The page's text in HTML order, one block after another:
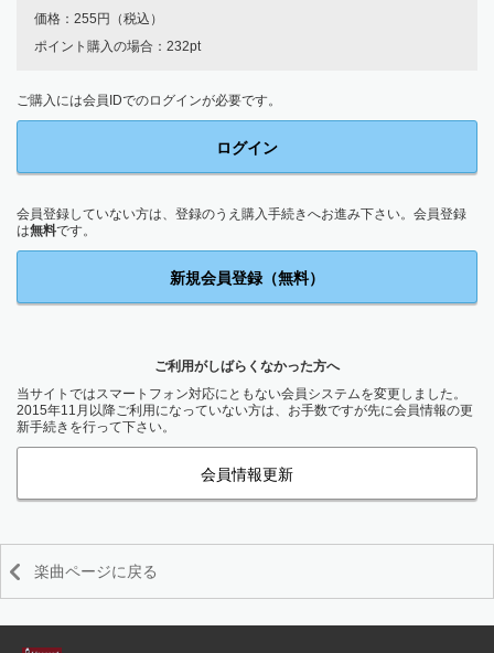
価格：255円（税込）
ポイント購入の場合：232pt
ご購入には会員IDでのログインが必要です。
ログイン
会員登録していない方は、登録のうえ購入手続きへお進み下さい。会員登録
は無料です。
新規会員登録（無料）
ご利用がしばらくなかった方へ
当サイトではスマートフォン対応にともない会員システムを変更しました。
2015年11月以降ご利用になっていない方は、お手数ですが先に会員情報の更
新手続きを行って下さい。
会員情報更新
楽曲ページに戻る